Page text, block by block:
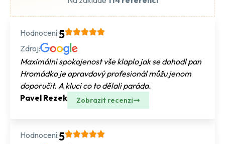
Hodnocení:5
Zdroj:
Maximální spokojenost vše klaplo jak se dohodl pan
Hromádko je opravdový profesionál můžu jenom
doporučit. A kluci co to dělali paráda.
Pavel Rezek
Zobrazit recenzi
Hodnocení:5